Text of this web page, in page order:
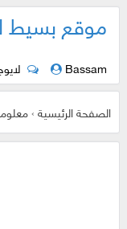
Bassam
الصفحة الرئيسية›